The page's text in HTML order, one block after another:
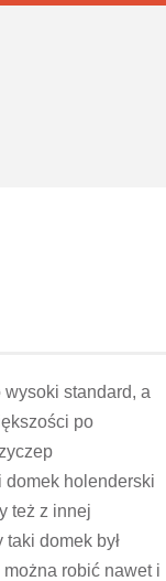
standard, a
po
domek holenderski
też z innej
domek był
robić nawet i